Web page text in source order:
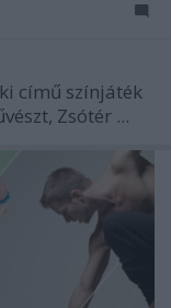
című színjáték
Zsótér ...